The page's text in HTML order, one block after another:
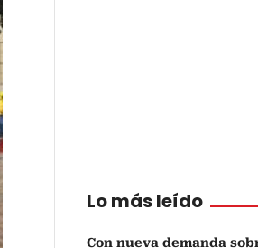
Lo más leído
Con nueva demanda